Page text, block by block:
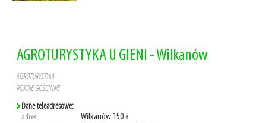
AGROTURYSTYKA U GIENI - Wilkanów
AGROTURYSTYKA
POKOJE GOŚCINNE
Dane teleadresowe:
adres: Wilkanów 150 a